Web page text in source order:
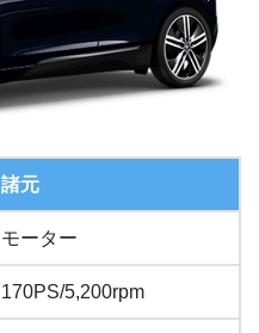
諸元
モーター
170PS/5,200rpm